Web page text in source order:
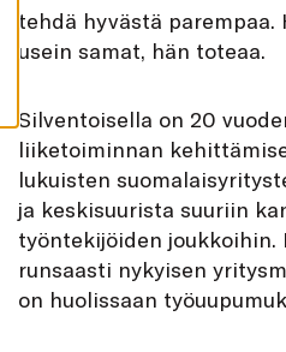
T
E
tehdä hyvästä
usein samat, hän toteaa.
Silventoisella on 20
liiketoiminnan
lukuisten
ja keskisuurista suuriin
työntekijöiden joukkoihin.
runsaasti nykyisen
on huolissaan